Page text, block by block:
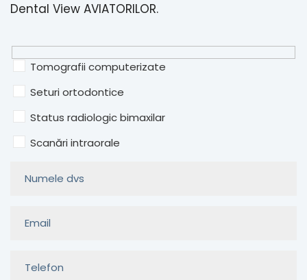
Dental View AVIATORILOR.
Tomografii computerizate
Seturi ortodontice
Status radiologic bimaxilar
Scanări intraorale